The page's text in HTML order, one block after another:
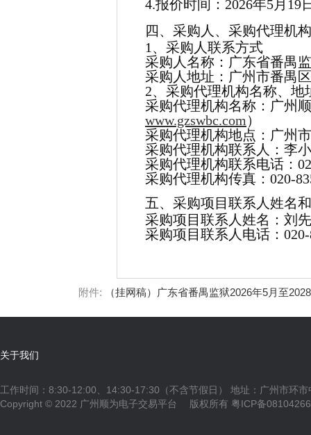
4.报价时间：2026年5月19
四、采购人、采购代理机
1、采购人联系方式
采购人名称：广东省番禺
采购人地址：广州市番禺
2、采购代理机构名称、地
采购代理机构名称：广州
www.gzswbc.com ）
采购代理机构地点：广州
采购代理机构联系人：李
采购代理机构联系电话：
采购代理机构传真：020-
五、采购项目联系人姓名
采购项目联系人姓名：刘
采购项目联系人电话：020-
附件: （挂网稿）广东省番禺监狱2026年5月至
关于我们
工作时间：8:30-12:00、14:30-17:30（不含节假日） 地址：广州市环
Copyright © 2022 广州顺为电子交易平台 版权所有 粤ICP备